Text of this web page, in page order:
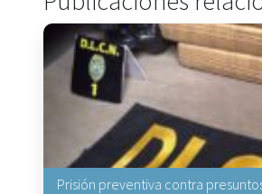
Prisión preventiva contra